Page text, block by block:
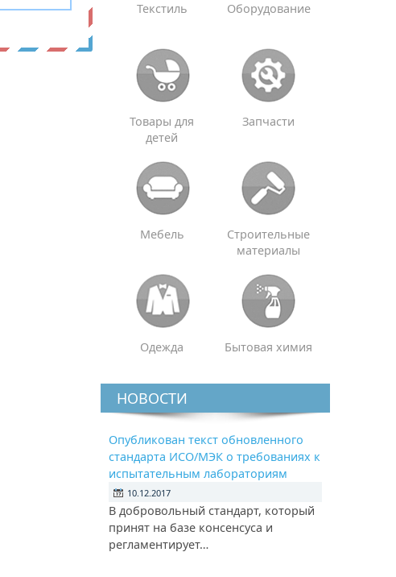
Текстиль Оборудование
Товары для
детей
Запчасти
Мебель
Строительные
материалы
Одежда Бытовая химия
НОВОСТИ
Опубликован текст обновленного
стандарта ИСО/МЭК о требованиях к
испытательным лабораториям
10.12.2017
В добровольный стандарт, который
принят на базе консенсуса и
регламентирует…